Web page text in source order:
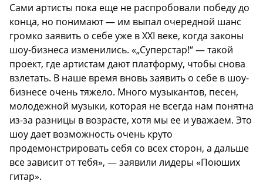
Сами артисты пока еще не распробовали победу до
конца, но понимают — им выпал очередной шанс
громко заявить о себе уже в XXI веке, когда законы
шоу-бизнеса изменились. «„Суперстар!“ — такой
проект, где артистам дают платформу, чтобы снова
взлетать. В наше время вновь заявить о себе в шоу-
бизнесе очень тяжело. Много музыкантов, песен,
молодежной музыки, которая не всегда нам понятна
из-за разницы в возрасте, хотя мы ее и уважаем. Это
шоу дает возможность очень круто
продемонстрировать себя со всех сторон, а дальше
все зависит от тебя», — заявили лидеры «Поюших
гитар».